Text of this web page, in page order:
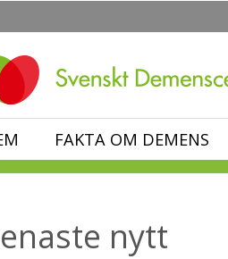
FAKTA OM DEMENS
nytt